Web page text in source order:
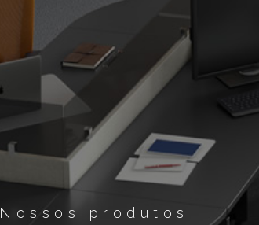
Nossos produtos